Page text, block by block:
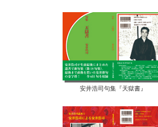
安井浩司句集『天獄書』